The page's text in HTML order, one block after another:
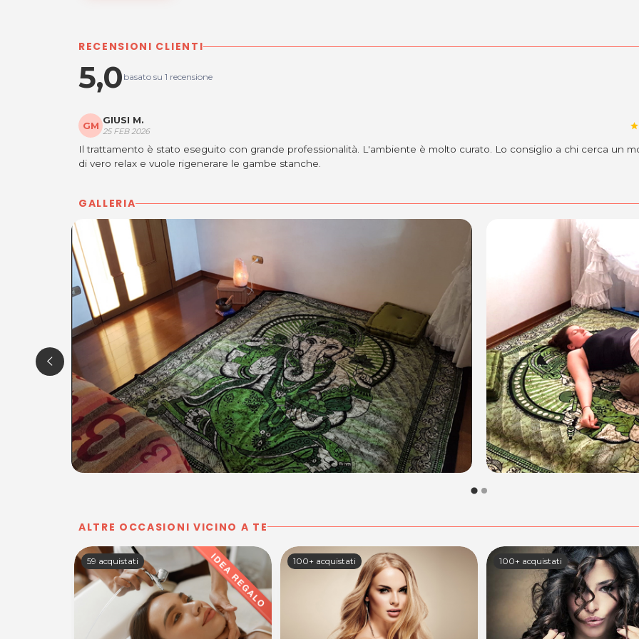
RECENSIONI CLIENTI
5,0 basato su 1 recensione
GM GIUSI M.
25 FEB 2026
star
Il trattamento è stato eseguito con grande professionalità. L'ambiente è molto curato. Lo consiglio a chi cerca un
di vero relax e vuole rigenerare le gambe stanche.
GALLERIA
ALTRE OCCASIONI VICINO A TE
100+ acquistati 100+ acquistati 92 acquistati